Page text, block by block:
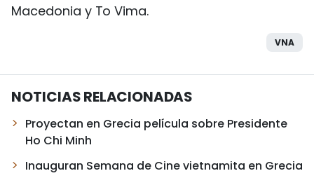
Macedonia y To Vima.
VNA
NOTICIAS RELACIONADAS
Proyectan en Grecia película sobre Presidente
Ho Chi Minh
Inauguran Semana de Cine vietnamita en Grecia